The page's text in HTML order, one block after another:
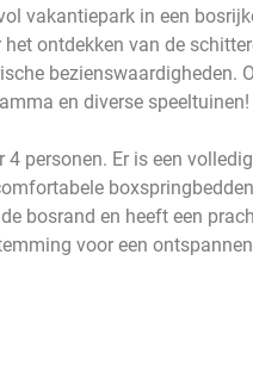
vakantiepark in een
ontdekken van de
bezienswaardigheden.
en diverse speeltuinen!
personen. Er is een
bosrand en heeft een
voor een